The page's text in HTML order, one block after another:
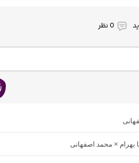
0 نظر
بهرام × محمد اصفهانی